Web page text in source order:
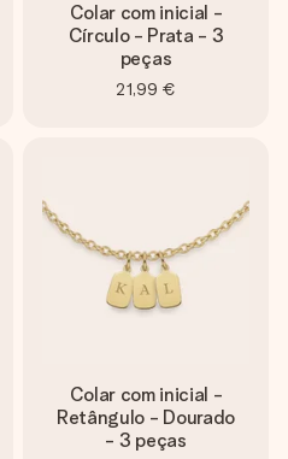
Colar com inicial -
Círculo - Prata - 3
peças
21,99 €
Colar com inicial -
Retângulo - Dourado
- 3 peças